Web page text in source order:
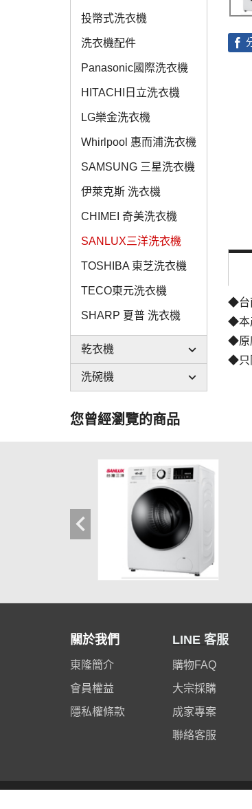
投幣式洗衣機
洗衣機配件
Panasonic國際洗衣機
HITACHI日立洗衣機
LG樂金洗衣機
Whirlpool 惠而浦洗衣機
SAMSUNG 三星洗衣機
伊萊克斯 洗衣機
CHIMEI 奇美洗衣機
SANLUX三洋洗衣機
TOSHIBA 東芝洗衣機
TECO東元洗衣機
SHARP 夏普 洗衣機
乾衣機
洗碗機
◆台
◆本
◆原
◆只
您曾經瀏覽的商品
關於我們
東隆簡介
會員權益
隱私權條款
LINE 客服
購物FAQ
大宗採購
成家專案
聯絡客服